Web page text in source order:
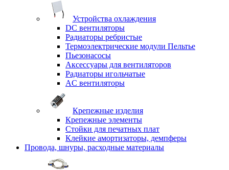
Устройства охлаждения
DC вентиляторы
Радиаторы ребристые
Термоэлектрические модули Пельтье
Пьезонасосы
Аксессуары для вентиляторов
Радиаторы игольчатые
AC вентиляторы
Крепежные изделия
Крепежные элементы
Стойки для печатных плат
Клейкие амортизаторы, демпферы
Провода, шнуры, расходные материалы